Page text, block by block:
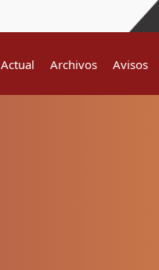
Actual Archivos Avisos